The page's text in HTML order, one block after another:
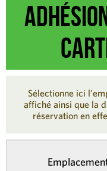
Sélectionne ici
affiché ainsi que la
réservation en